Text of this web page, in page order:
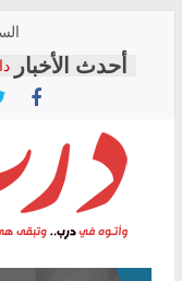
content
درب
وأتوه